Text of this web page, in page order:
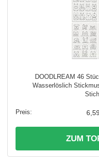
DOODLREAM 46
Wasserlöslich
ZUM